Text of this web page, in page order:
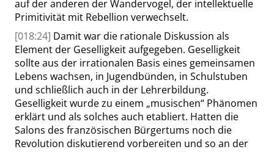
auf der anderen der Wandervogel, der intellektuelle
Primitivität mit Rebellion verwechselt.
[018:24] Damit war die rationale Diskussion als
Element der Geselligkeit aufgegeben. Geselligkeit
sollte aus der irrationalen Basis eines gemeinsamen
Lebens wachsen, in Jugendbünden, in Schulstuben
und schließlich auch in der Lehrerbildung.
Geselligkeit wurde zu einem „musischen“ Phänomen
erklärt und als solches auch etabliert. Hatten die
Salons des französischen Bürgertums noch die
Revolution diskutierend vorbereiten und so an der